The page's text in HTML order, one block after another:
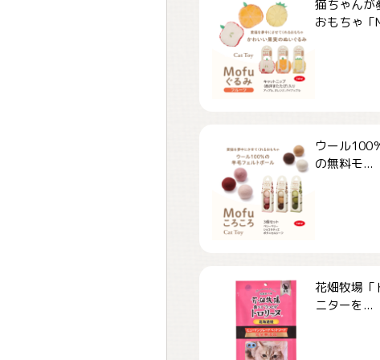
猫ちゃんが
おもちゃ「
ウール100
の無料モ...
花畑牧場
ニターを...